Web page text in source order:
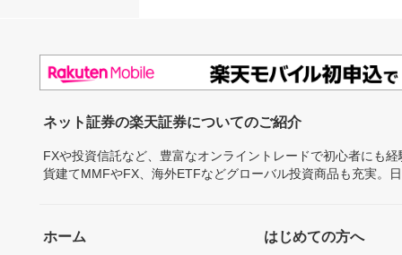
ネット証券の楽天証券についてのご紹介
FXや投資信託など、豊富なオンライントレードで初心者にも
貨建てMMFやFX、海外ETFなどグローバル投資商品も充実。
ホーム はじめての方へ